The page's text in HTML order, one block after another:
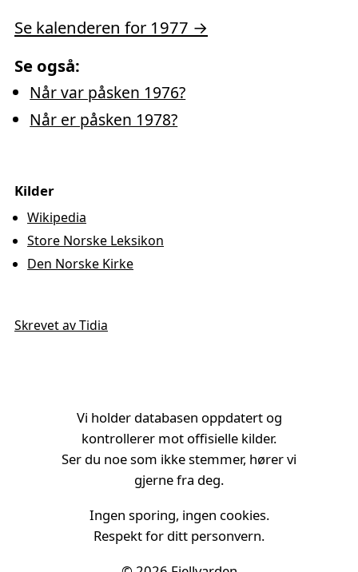
Se kalenderen for 1977 →
Se også:
Når var påsken 1976?
Når er påsken 1978?
Kilder
Wikipedia
Store Norske Leksikon
Den Norske Kirke
Skrevet av Tidia
Vi holder databasen oppdatert og
kontrollerer mot offisielle kilder.
Ser du noe som ikke stemmer, hører vi
gjerne fra deg.
Ingen sporing, ingen cookies.
Respekt for ditt personvern.